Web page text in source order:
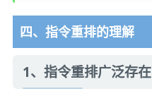
四、指令重排的理解
1、指令重排广泛存在